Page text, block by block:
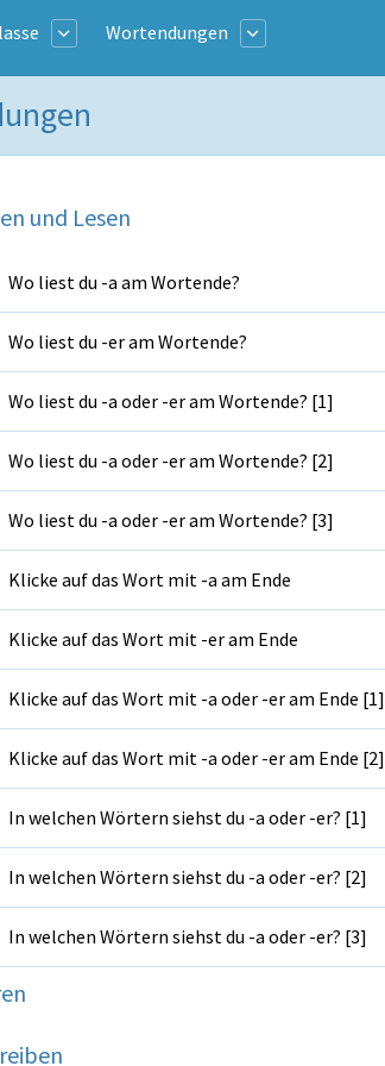
Wortendungen
und Lesen
Wo liest du -a am Wortende?
Wo liest du -er am Wortende?
Wo liest du -a oder -er am Wortende? [1]
Wo liest du -a oder -er am Wortende? [2]
Wo liest du -a oder -er am Wortende? [3]
Klicke auf das Wort mit -a am Ende
Klicke auf das Wort mit -er am Ende
Klicke auf das Wort mit -a oder -er am Ende [1]
Klicke auf das Wort mit -a oder -er am Ende [2]
In welchen Wörtern siehst du -a oder -er? [1]
In welchen Wörtern siehst du -a oder -er? [2]
In welchen Wörtern siehst du -a oder -er? [3]